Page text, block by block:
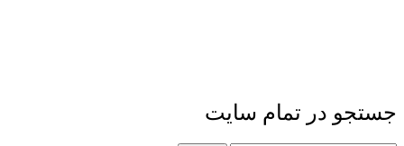
جستجو در تمام سایت